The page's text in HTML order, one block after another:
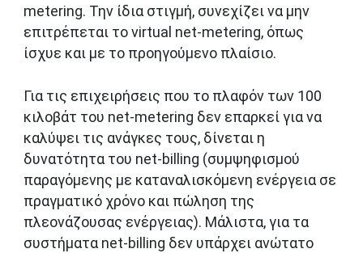
metering. Την ίδια στιγμή, συνεχίζει να μην
επιτρέπεται το virtual net-metering, όπως
ίσχυε και με το προηγούμενο πλαίσιο.
Για τις επιχειρήσεις που το πλαφόν των 100
κιλοβάτ του net-metering δεν επαρκεί για να
καλύψει τις ανάγκες τους, δίνεται η
δυνατότητα του net-billing (συμψηφισμού
παραγόμενης με καταναλισκόμενη ενέργεια σε
πραγματικό χρόνο και πώληση της
πλεονάζουσας ενέργειας). Μάλιστα, για τα
συστήματα net-billing δεν υπάρχει ανώτατο